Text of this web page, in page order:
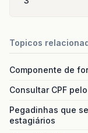
Topicos
Componente de
Consultar CPF
Pegadinhas que
estagiários